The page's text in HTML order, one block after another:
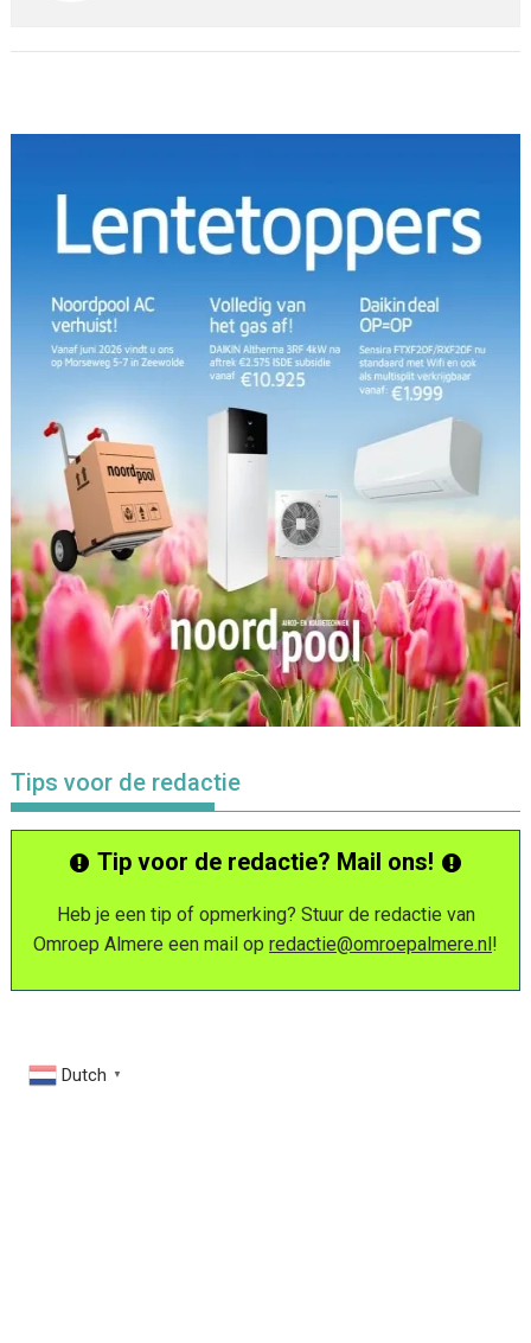
Tips voor de redactie
Tip voor de redactie? Mail ons!
Heb je een tip of opmerking? Stuur de redactie van
Omroep Almere een mail op redactie@omroepalmere.nl!
Dutch ▼